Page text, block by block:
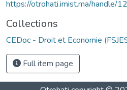
https://otrohati.imist.ma/handle/
Collections
CEDoc - Droit et Economie
Full item page